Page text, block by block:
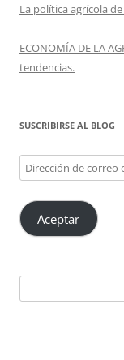
La política agrícola
ECONOMÍA DE LA
tendencias.
SUSCRIBIRSE AL BLOG
Dirección
de
correo
electrónico
Aceptar